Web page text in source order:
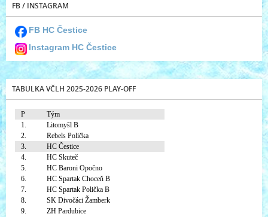
FB / INSTAGRAM
FB HC Čestice
Instagram HC Čestice
TABULKA VČLH 2025-2026 PLAY-OFF
P
Tým
1.
Litomyšl B
2.
Rebels Polička
3.
HC Čestice
4.
HC Skuteč
5.
HC Baroni Opočno
6.
HC Spartak Choceň B
7.
HC Spartak Polička B
8.
SK Divočáci Žamberk
9.
ZH Pardubice